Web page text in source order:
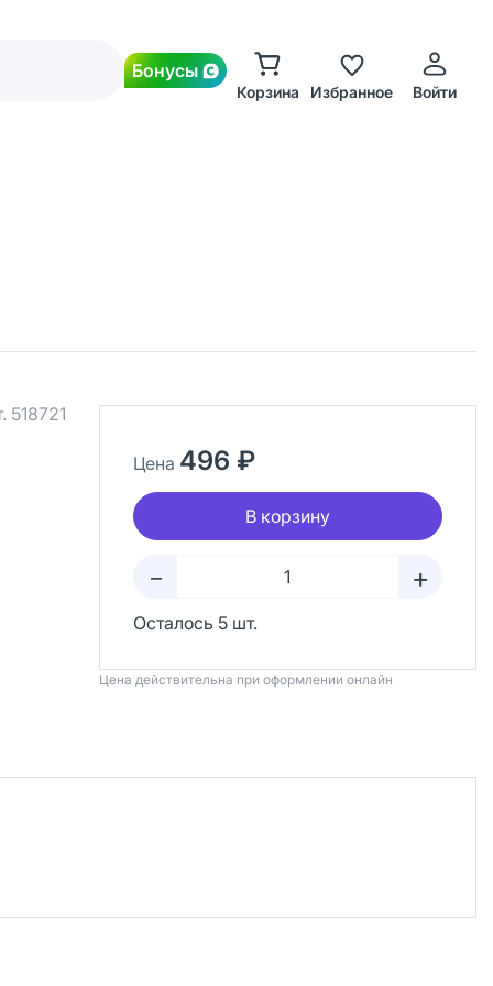
Бонусы
Корзина Избранное Войти
518721
Цена 496 ₽
В корзину
– +
Осталось 5 шт.
Цена действительна при оформлении онлайн